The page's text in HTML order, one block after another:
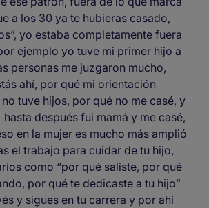
a los 30 ya te hubieras casado,
yo estaba completamente fuera
ejemplo yo tuve mi primer hijo a
personas me juzgaron mucho,
ahí, por qué mi orientación
tuve hijos, por qué no me casé, y
después fui mamá y me casé,
en la mujer es mucho más amplió
el trabajo para cuidar de tu hijo,
como “por qué saliste, por qué
por qué te dedicaste a tu hijo”
y sigues en tu carrera y por ahí